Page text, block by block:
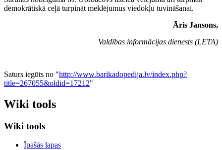
demokrātiskā ceļā turpināt meklējumus viedokļu tuvināšanai.
Āris Jansons,
Valdības informācijas dienests (LETA)
Saturs iegūts no "http://www.barikadopedija.lv/index.php?
title=267055&oldid=17212"
Wiki tools
Wiki tools
Īpašās lapas